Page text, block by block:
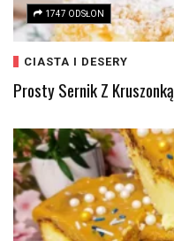
1747 ODSŁON
CIASTA I DESERY
Prosty Sernik Z Kruszonką